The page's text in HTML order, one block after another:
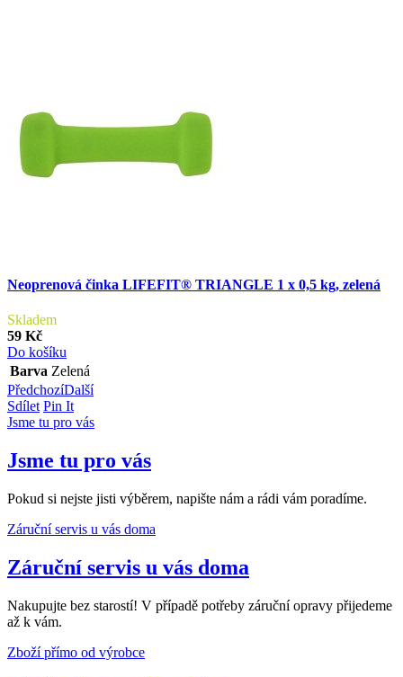
Neoprenová činka LIFEFIT® TRIANGLE 1 x 0,5 kg, zelená
Skladem
59 Kč
Do košíku
Barva Zelená
PředchozíDalší
Sdílet Pin It
Jsme tu pro vás
Jsme tu pro vás
Pokud si nejste jisti výběrem, napište nám a rádi vám poradíme.
Záruční servis u vás doma
Záruční servis u vás doma
Nakupujte bez starostí! V případě potřeby záruční opravy přijedeme
až k vám.
Zboží přímo od výrobce